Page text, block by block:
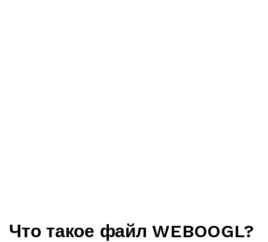
Что такое файл WEBOOGL?